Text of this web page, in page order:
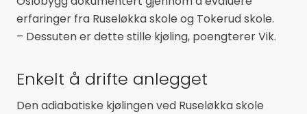
erfaringer fra Ruseløkka skole og Tokerud skole.
– Dessuten er dette stille kjøling, poengterer Vik.
Enkelt å drifte anlegget
Den adiabatiske kjølingen ved Ruseløkka skole